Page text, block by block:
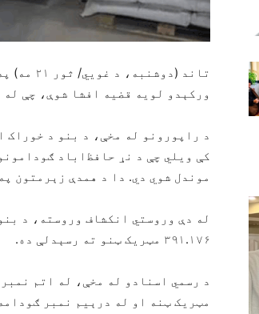
تاند
ورکېدو لویه قضیه افشا شوې، چې
موندل شوي دي. دا د همدې زېرمتون
له دې وروستي انکشاف وروسته، د
۳۹۱.۱۷۶ مټریک ټنو ته رسېدلې ده.